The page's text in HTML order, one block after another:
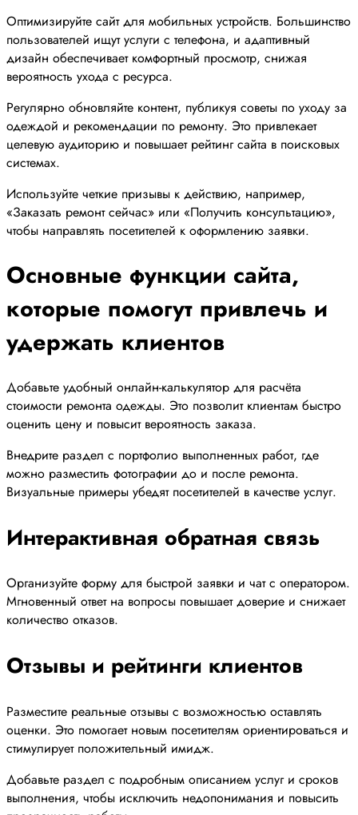
Оптимизируйте сайт для мобильных устройств. Большинство
пользователей ищут услуги с телефона, и адаптивный
дизайн обеспечивает комфортный просмотр, снижая
вероятность ухода с ресурса.
Регулярно обновляйте контент, публикуя советы по уходу за
одеждой и рекомендации по ремонту. Это привлекает
целевую аудиторию и повышает рейтинг сайта в поисковых
системах.
Используйте четкие призывы к действию, например,
«Заказать ремонт сейчас» или «Получить консультацию»,
чтобы направлять посетителей к оформлению заявки.
Основные функции сайта,
которые помогут привлечь и
удержать клиентов
Добавьте удобный онлайн-калькулятор для расчёта
стоимости ремонта одежды. Это позволит клиентам быстро
оценить цену и повысит вероятность заказа.
Внедрите раздел с портфолио выполненных работ, где
можно разместить фотографии до и после ремонта.
Визуальные примеры убедят посетителей в качестве услуг.
Интерактивная обратная связь
Организуйте форму для быстрой заявки и чат с оператором.
Мгновенный ответ на вопросы повышает доверие и снижает
количество отказов.
Отзывы и рейтинги клиентов
Разместите реальные отзывы с возможностью оставлять
оценки. Это помогает новым посетителям ориентироваться и
стимулирует положительный имидж.
Добавьте раздел с подробным описанием услуг и сроков
выполнения, чтобы исключить недопонимания и повысить